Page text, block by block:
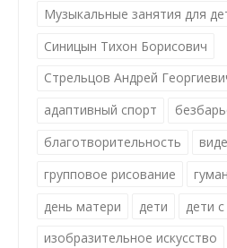
Музыкальные занятия для
Синицын Тихон Борисович
Стрельцов Андрей
адаптивный спорт
благотворительность
групповое рисование
день матери
дети дети
изобразительное искусство